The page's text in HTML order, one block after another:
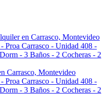
Carrasco, Montevideo
Proa Carrasco - Unidad 408 -
- 3 Baños - 2 Cocheras - 2